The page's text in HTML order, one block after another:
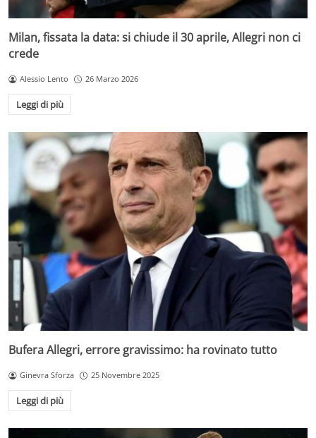
Milan, fissata la data: si chiude il 30 aprile, Allegri non ci
crede
Alessio Lento 26 Marzo 2026
Leggi di più
Bufera Allegri, errore gravissimo: ha rovinato tutto
Ginevra Sforza 25 Novembre 2025
Leggi di più